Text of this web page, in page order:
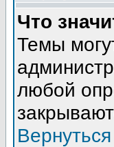
Что
Темы
любой